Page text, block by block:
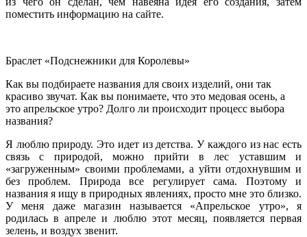
поместить информацию на сайте.
Браслет «Подснежники для Королевы»
Как вы подбираете названия для своих изделий, они так
красиво звучат. Как вы понимаете, что это медовая осень, а
это апрельское утро? Долго ли происходит процесс выбора
названия?
Я люблю природу. Это идет из детства. У каждого из нас есть
связь с природой, можно прийти в лес уставшим и
«загруженным» своими проблемами, а уйти отдохнувшим и
без проблем. Природа все регулирует сама. Поэтому и
названия я ищу в природных явлениях, просто мне это близко.
У меня даже магазин называется «Апрельское утро», я
родилась в апреле и люблю этот месяц, появляется первая
зелень, и воздух звенит.